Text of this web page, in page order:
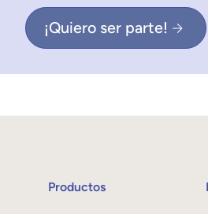
¡Quiero ser parte!
Productos